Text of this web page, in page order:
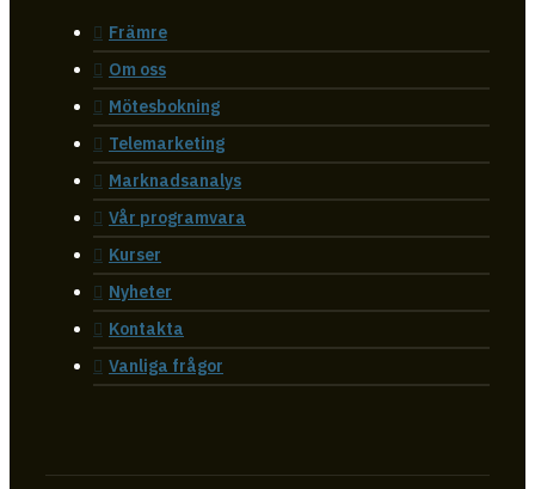
Främre
Om oss
Mötesbokning
Telemarketing
Marknadsanalys
Vår programvara
Kurser
Nyheter
Kontakta
Vanliga frågor